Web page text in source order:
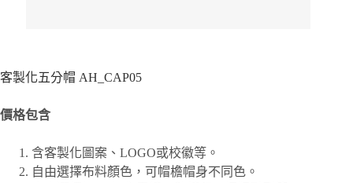
客製化五分帽 AH_CAP05
價格包含
含客製化圖案、 LOGO或校徽等。
自由選擇布料顏色，可帽檐帽身不同色。